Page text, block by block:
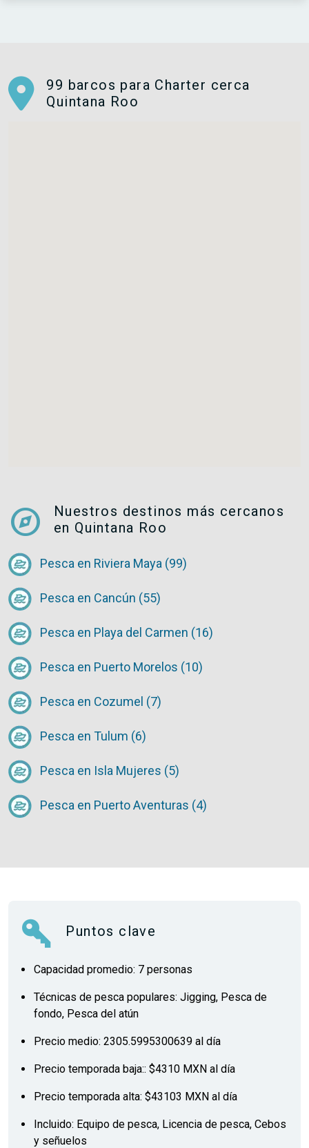
99 barcos para Charter cerca
Quintana Roo
explore
Nuestros destinos más cercanos
en Quintana Roo
Pesca en Riviera Maya (99)
Pesca en Cancún (55)
Pesca en Playa del Carmen (16)
Pesca en Puerto Morelos (10)
Pesca en Cozumel (7)
Pesca en Tulum (6)
Pesca en Isla Mujeres (5)
Pesca en Puerto Aventuras (4)
Puntos clave
Capacidad promedio: 7 personas
Técnicas de pesca populares: Jigging, Pesca de
fondo, Pesca del atún
Precio medio: 2305.5995300639 al día
Precio temporada baja:: $4310 MXN al día
Precio temporada alta: $43103 MXN al día
Incluido: Equipo de pesca, Licencia de pesca, Cebos
y señuelos